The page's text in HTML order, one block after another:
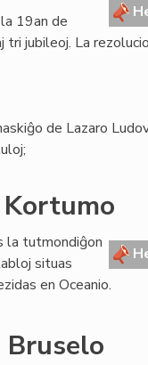
19an de
jubileoj. La
de Lazaro
la tutmondiĝon
situas
en Oceanio.
Bruselo